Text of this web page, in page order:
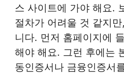
스 사이트에 가야 해요.
절차가 어려울 것 같지
니다. 먼저 홈페이지에
해야 해요. 그런 후에는
동인증서나 금융인증서